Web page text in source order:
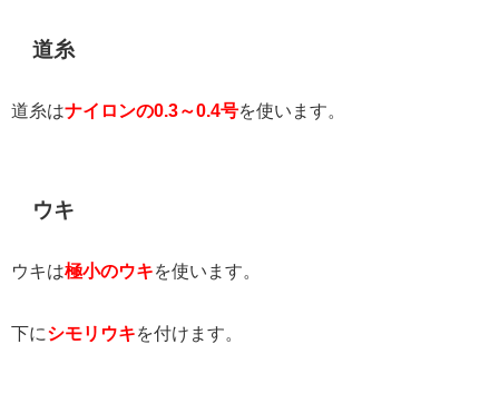
道糸
道糸はナイロンの0.3～0.4号を使います。
ウキ
ウキは極小のウキを使います。
下にシモリウキを付けます。